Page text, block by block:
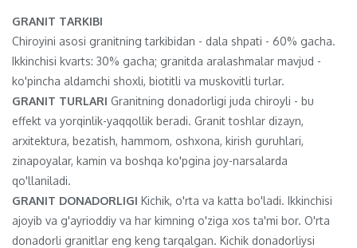
GRANIT TARKIBI
Chiroyini asosi granitning tarkibidan - dala shpati - 60% gacha.
Ikkinchisi kvarts: 30% gacha; granitda aralashmalar mavjud -
ko'pincha aldamchi shoxli, biotitli va muskovitli turlar.
GRANIT TURLARI Granitning donadorligi juda chiroyli - bu
effekt va yorqinlik-yaqqollik beradi. Granit toshlar dizayn,
arxitektura, bezatish, hammom, oshxona, kirish guruhlari,
zinapoyalar, kamin va boshqa ko'pgina joy-narsalarda
qo'llaniladi.
GRANIT DONADORLIGI Kichik, o'rta va katta bo'ladi. Ikkinchisi
ajoyib va ​​g'ayrioddiy va har kimning o'ziga xos ta'mi bor. O'rta
donadorli granitlar eng keng tarqalgan. Kichik donadorliysi